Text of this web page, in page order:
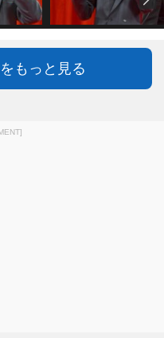
もっと見る